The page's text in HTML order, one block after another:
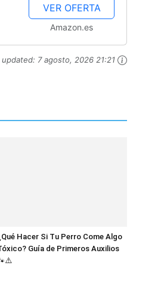
VER OFERTA
Amazon.es
7 agosto, 2026 21:21
Hacer Si Tu Perro Come Algo
Guía de Primeros Auxilios